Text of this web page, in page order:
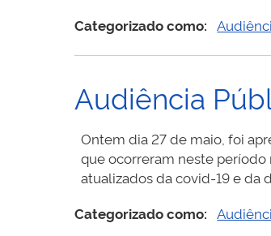
Categorizado como:
Audiência
Ontem dia 27 de maio, foi
que ocorreram neste período
atualizados da covid-19 e da
Categorizado como: